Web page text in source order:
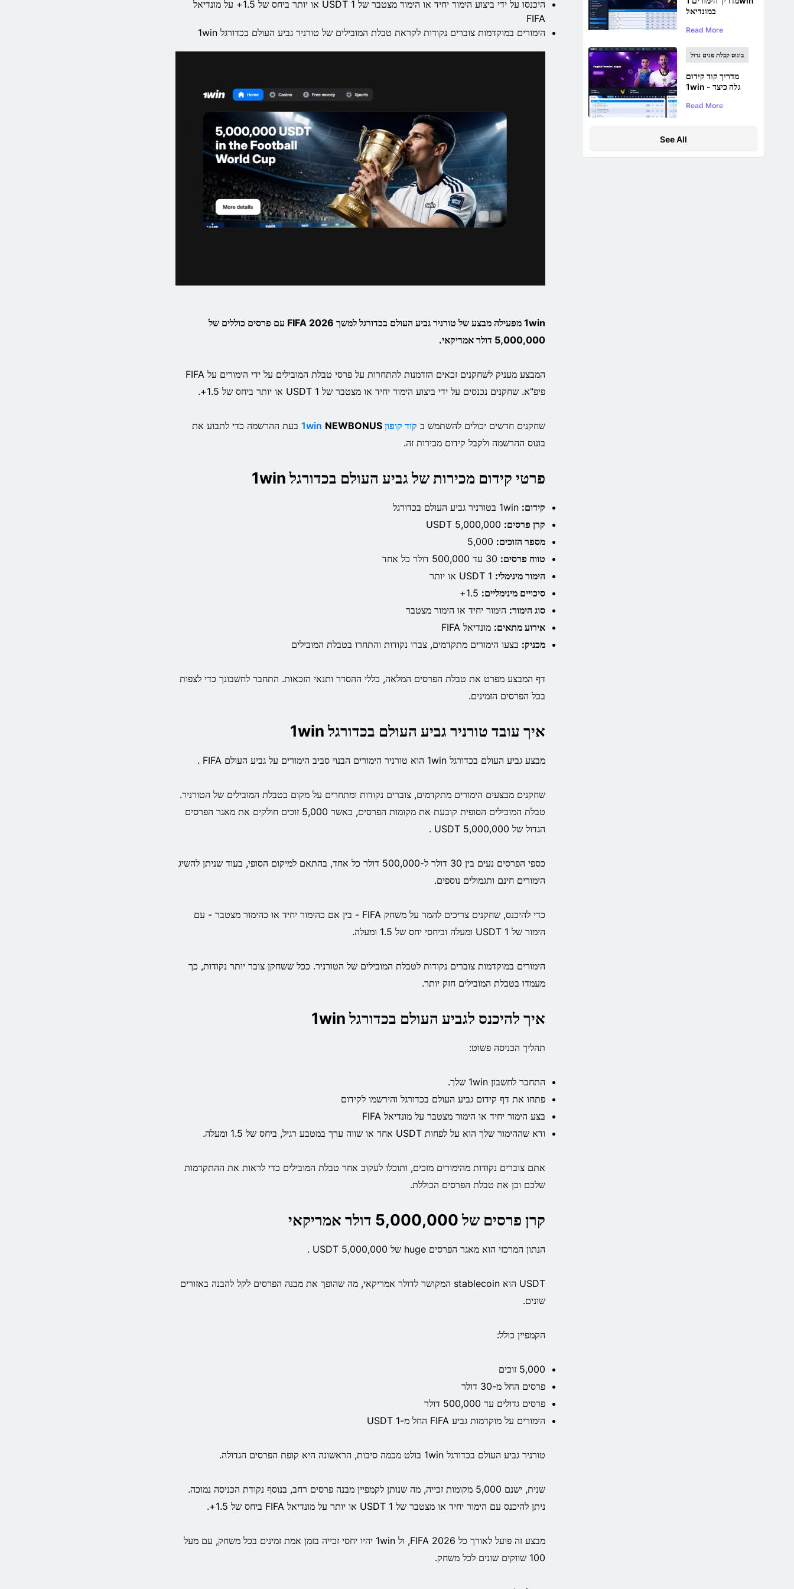
היכנסו על ידי ביצוע הימור יחיד או הימור מצטבר של 1 USDT או יותר ביחס של 1.5+ על מונדיאל
FIFA
הימורים במוקדמות צוברים נקודות לקראת טבלת המובילים של טורניר גביע העולם בכדורגל 1win
1win מפעילה מבצע של טורניר גביע העולם בכדורגל למשך FIFA 2026 עם פרסים כוללים של
5,000,000 דולר אמריקאי.
המבצע מעניק לשחקנים זכאים הזדמנות להתחרות על פרסי טבלת המובילים על ידי הימורים על FIFA
פיפ"א. שחקנים נכנסים על ידי ביצוע הימור יחיד או מצטבר של 1 USDT או יותר ביחס של 1.5+.
שחקנים חדשים יכולים להשתמש ב קוד קופון 1winNEWBONUS
בעת ההרשמה כדי לתבוע את
בונוס ההרשמה ולקבל קידום מכירות זה.
פרטי קידום מכירות של גביע העולם בכדורגל 1win
קידום: 1win בטורניר גביע העולם בכדורגל
קרן פרסים:
מספר הזוכים:
טווח פרסים:
הימור מינימלי:
סיכויים מינימליים:
סוג הימור: הימור יחיד או הימור מצטבר
אירוע מתאים: מונדיאל FIFA
מכניק: בצעו הימורים מתקדמים, צברו נקודות והתחרו בטבלת המובילים
דף המבצע מפרט את טבלת הפרסים המלאה, כללי ההסדר ותנאי הזכאות. התחבר לחשבונך כדי לצפות
בכל הפרסים הזמינים.
איך עובד טורניר גביע העולם בכדורגל 1win
מבצע גביע העולם בכדורגל 1win הוא טורניר הימורים הבנוי סביב הימורים על גביע העולם FIFA .
שחקנים מבצעים הימורים מתקדמים, צוברים נקודות ומתחרים על מקום בטבלת המובילים של הטורניר.
טבלת המובילים הסופית קובעת את מקומות הפרסים, כאשר 5,000 זוכים חולקים את מאגר הפרסים
הגדול של 5,000,000 USDT .
כספי הפרסים נעים בין 30 דולר ל-500,000 דולר כל אחד, בהתאם למיקום הסופי, בעוד שניתן להשיג
הימורים חינם ותגמולים נוספים.
כדי להיכנס, שחקנים צריכים להמר על משחק FIFA - בין אם כהימור יחיד או כהימור מצטבר - עם
הימור של 1 USDT ומעלה וביחסי יחס של 1.5 ומעלה.
הימורים במוקדמות צוברים נקודות לטבלת המובילים של הטורניר. ככל ששחקן צובר יותר נקודות, כך
מעמדו בטבלת המובילים חזק יותר.
איך להיכנס לגביע העולם בכדורגל 1win
תהליך הכניסה פשוט:
התחבר לחשבון 1win שלך.
פתחו את דף קידום גביע העולם בכדורגל והירשמו לקידום
בצע הימור יחיד או הימור מצטבר על מונדיאל FIFA
ודא שההימור שלך הוא על לפחות USDT אחד או שווה ערך במטבע רגיל, ביחס של 1.5 ומעלה.
אתם צוברים נקודות מהימורים מזכים, ותוכלו לעקוב אחר טבלת המובילים כדי לראות את ההתקדמות
שלכם וכן את טבלת הפרסים הכוללת.
קרן פרסים של 5,000,000 דולר אמריקאי
הנתון המרכזי הוא מאגר הפרסים huge של 5,000,000 USDT .
USDT הוא stablecoin המקושר לדולר אמריקאי, מה שהופך את מבנה הפרסים לקל להבנה באזורים
שונים.
הקמפיין כולל:
5,000 זוכים
פרסים החל מ-30 דולר
פרסים גדולים עד 500,000 דולר
הימורים על מוקדמות גביע FIFA החל מ-1 USDT
טורניר גביע העולם בכדורגל 1win בולט מכמה סיבות, הראשונה היא קופת הפרסים הגדולה.
שנית, ישנם 5,000 מקומות זכייה, מה שנותן לקמפיין מבנה פרסים רחב, בנוסף נקודת הכניסה נמוכה.
ניתן להיכנס עם הימור יחיד או מצטבר של 1 USDT או יותר על מונדיאל FIFA ביחס של 1.5+.
מבצע זה פועל לאורך כל FIFA 2026, ול 1win יהיו יחסי זכייה בזמן אמת זמינים בכל משחק, עם מעל
100 שווקים שונים לכל משחק.
במונדיאל
Read More
בונוס קבלת פנים גדול
מדריך קוד קידום
1win - גלה כיצד
הפנים שלך
Read More
See All